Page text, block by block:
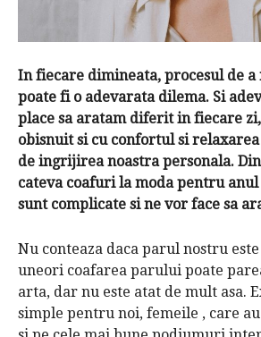
In fiecare dimineata, procesul de
poate fi o adevarata dilema. Si
place sa aratam diferit in fiecare
obisnuit si cu confortul si
de ingrijirea noastra personala.
cateva coafuri la moda pentru anul
sunt complicate si ne vor face sa
Nu conteaza daca parul nostru
uneori coafarea parului poate
arta, dar nu este atat de mult asa.
simple pentru noi, femeile , care